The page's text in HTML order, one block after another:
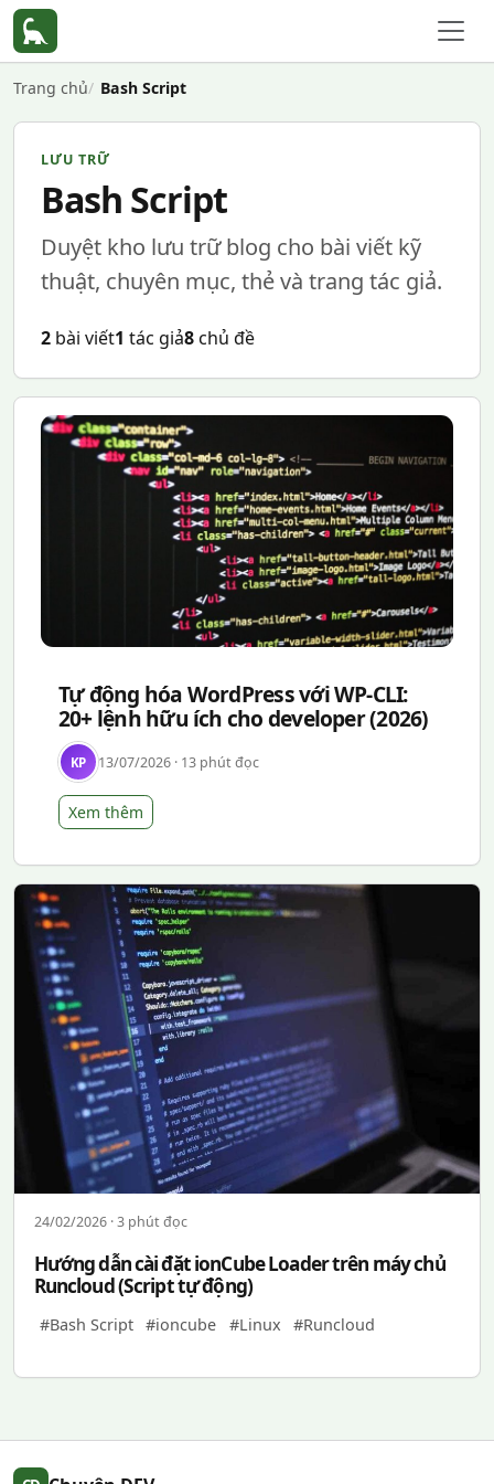
Trang chủ Bash Script
LƯU TRỮ
Bash Script
Duyệt kho lưu trữ blog cho bài viết kỹ
thuật, chuyên mục, thẻ và trang tác giả.
2 bài viết1 tác giả8chủ đề
Tự động hóa WordPress với WP-CLI:
20+ lệnh hữu ích cho developer (2026)
KP 13/07/2026 · 13 phút đọc
Xem thêm
24/02/2026 · 3 phút đọc
Hướng dẫn cài đặt ionCube Loader trên máy chủ
Runcloud (Script tự động)
#Bash Script #ioncube #Linux #Runcloud